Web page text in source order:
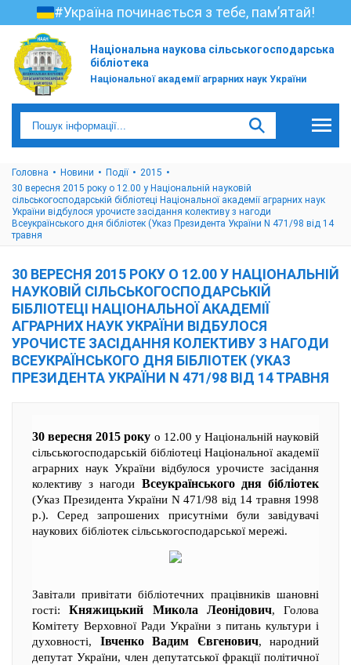
#Україна починається з тебе, пам’ятай!
Національна наукова сільськогосподарська
бібліотека
Національної академії аграрних наук України
Головна Новини Події
2015
30 вересня 2015 року о 12.00 у Національній науковій
сільськогосподарській бібліотеці Національної академії аграрних наук
України відбулося урочисте засідання колективу з нагоди
Всеукраїнського дня бібліотек (Указ Президента України N 471/98 від 14
травня
30 ВЕРЕСНЯ 2015 РОКУ О 12.00 У НАЦІОНАЛЬНІЙ
НАУКОВІЙ СІЛЬСЬКОГОСПОДАРСЬКІЙ
БІБЛІОТЕЦІ НАЦІОНАЛЬНОЇ АКАДЕМІЇ
АГРАРНИХ НАУК УКРАЇНИ ВІДБУЛОСЯ
УРОЧИСТЕ ЗАСІДАННЯ КОЛЕКТИВУ З НАГОДИ
ВСЕУКРАЇНСЬКОГО ДНЯ БІБЛІОТЕК (УКАЗ
ПРЕЗИДЕНТА УКРАЇНИ N 471/98 ВІД 14 ТРАВНЯ
30 вересня2015 року о 12.00 у Національній науковій
сільськогосподарській бібліотеці Національної академії
аграрних наук України відбулося урочисте засідання
колективу з нагоди Всеукраїнського дня бібліотек
(Указ Президента України N 471/98 від 14 травня 1998
р.). Серед запрошених присутніми були завідувачі
наукових бібліотек сільськогосподарської мережі.
Завітали привітати бібліотечних працівників шановні
гості:Княжицький Микола Леонідович, Голова
Комітету Верховної Ради України з питань культури і
духовності, Івченко Вадим Євгенович, народний
депутат України, член депутатської фракції політичної